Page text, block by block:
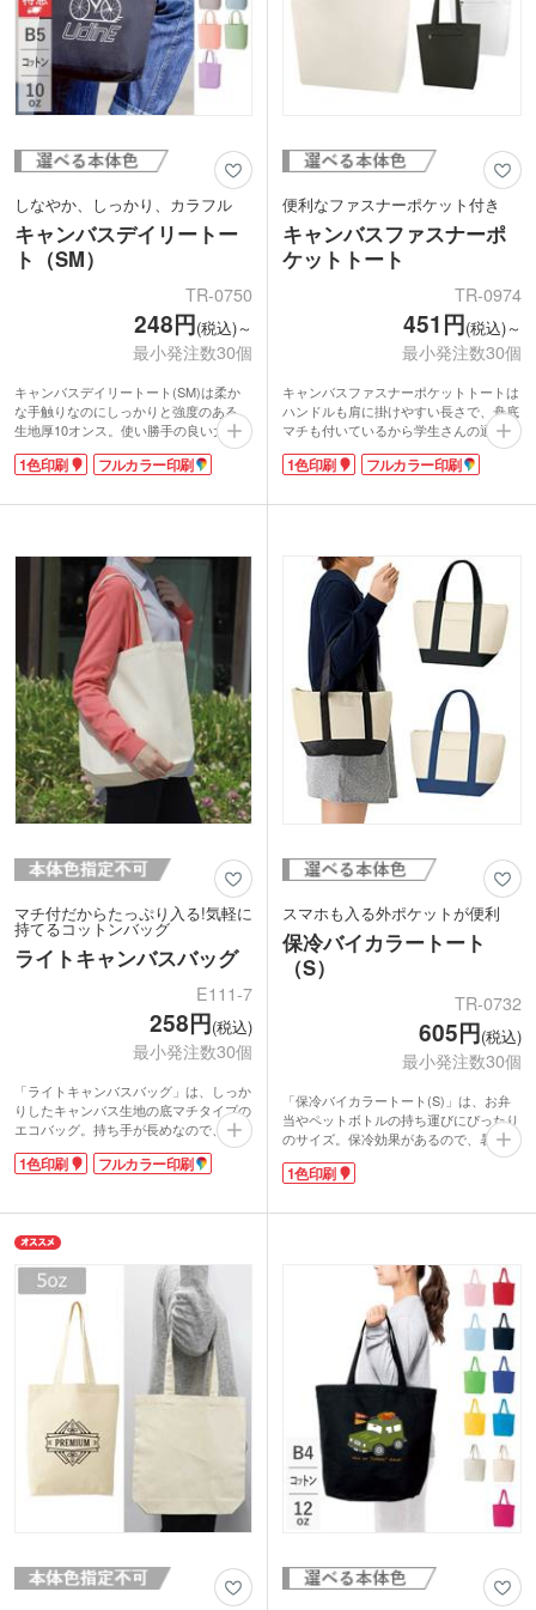
しなやか、しっかり、カラフル
キャンバスデイリートー
ト（SM）
TR-0750
248円(税込)～
最小発注数30個
キャンバスデイリートート(SM)は柔か
な手触りなのにしっかりと強度のある、
生地厚10オンス。使い勝手の良い大きさ
の手さげタイプです。500mlペットボト
ルが縦にキレイに収納できる、小さすぎ
す。
業カラーやイベント・展示会のイメージ
カラーにあわせて選ぶことができます。
印刷面が広いのでPR効果も抜群です
1色印刷 フルカラー印刷
便利なファスナーポケット付き
キャンバスファスナーポ
ケットトート
TR-0974
451円(税込)～
最小発注数30個
キャンバスファスナーポケットトートは
ハンドルも肩に掛けやすい長さで、舟底
マチも付いているから学生さんの通学バ
ッグに人気。特に使いやすいと評判なの
は、スマートフォンや鍵など、お出かけ
トです。
地です。オリジナルバッグが制作しやす
い、ナチュラル・ホワイト・ナイトブラ
ックの3色をご用意。プリントするデザ
イン次第でオリジナリティあるグッズが
作れます。
1色印刷 フルカラー印刷
マチ付だからたっぷり入る!気軽に
持てるコットンバッグ
ライトキャンバスバッグ
E111-7
258円(税込)
最小発注数30個
「ライトキャンバスバッグ」は、しっか
りしたキャンバス生地の底マチタイプの
エコバッグ。持ち手が長めなので、肩か
ら掛けることもできます。本体色は、ナ
チュラルな風合いの生成り色です。
1色印刷 フルカラー印刷
スマホも入る外ポケットが便利
保冷バイカラートート
（S）
TR-0732
605円(税込)
最小発注数30個
「保冷バイカラートート(S)」は、お弁
当やペットボトルの持ち運びにぴったり
のサイズ。保冷効果があるので、暑い季
節も安心してランチを携帯できます。清
潔感のあるアイボリーにアクセントカラ
デザイン。外ポケットが付いているの
ーブルー・インクブラックの2色から選
1色印刷